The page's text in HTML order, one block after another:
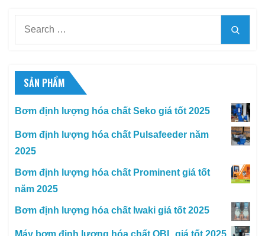
SẢN PHẨM
Bơm định lượng hóa chất Seko giá tốt 2025
Bơm định lượng hóa chất Pulsafeeder năm
2025
Bơm định lượng hóa chất Prominent giá tốt
năm 2025
Bơm định lượng hóa chất Iwaki giá tốt 2025
Máy bơm định lượng hóa chất OBL giá tốt 2025